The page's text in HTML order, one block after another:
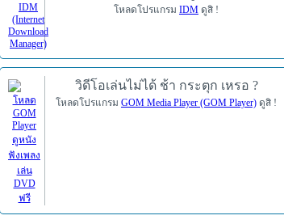
โหลดโปรแกรม IDM ดูสิ !
วิดีโอเล่นไม่ได้ ช้า กระตุก เหรอ ?
โหลดโปรแกรม GOM Media Player (GOM Player) ดูสิ !